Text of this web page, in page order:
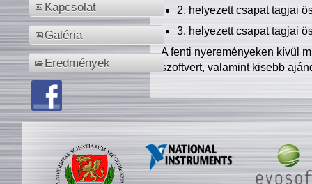
Kapcsolat
Galéria
Eredmények
2. helyezett csapat tagjai
3. helyezett csapat tagjai
A fenti nyereményeken kívül
szoftvert, valamint kisebb